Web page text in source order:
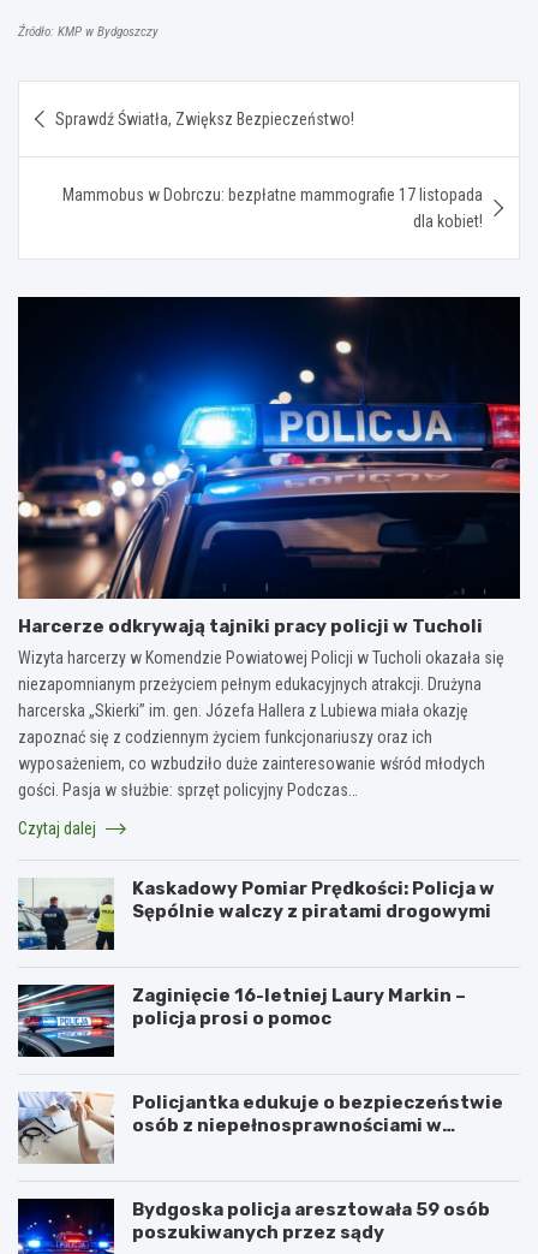
Źródło: KMP w Bydgoszczy
wpisu
Sprawdź Światła, Zwiększ Bezpieczeństwo!
Mammobus w Dobrczu: bezpłatne mammografie 17 listopada
dla kobiet!
Harcerze odkrywają tajniki pracy policji w Tucholi
Wizyta harcerzy w Komendzie Powiatowej Policji w Tucholi okazała się
niezapomnianym przeżyciem pełnym edukacyjnych atrakcji. Drużyna
harcerska „Skierki” im. gen. Józefa Hallera z Lubiewa miała okazję
zapoznać się z codziennym życiem funkcjonariuszy oraz ich
wyposażeniem, co wzbudziło duże zainteresowanie wśród młodych
gości. Pasja w służbie: sprzęt policyjny Podczas…
Czytaj dalej
Kaskadowy Pomiar Prędkości: Policja w
Sępólnie walczy z piratami drogowymi
Zaginięcie 16-letniej Laury Markin –
policja prosi o pomoc
Policjantka edukuje o bezpieczeństwie
osób z niepełnosprawnościami w
Bydgoska policja aresztowała 59 osób
poszukiwanych przez sądy